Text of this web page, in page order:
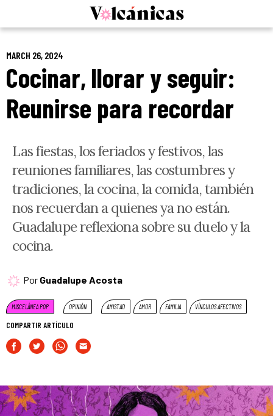
MARCH 26, 2024
Cocinar, llorar y seguir:
Reunirse para recordar
Las fiestas, los feriados y festivos, las
reuniones familiares, las costumbres y
tradiciones, la cocina, la comida, también
nos recuerdan a quienes ya no están.
Guadalupe reflexiona sobre su duelo y la
cocina.
Por Guadalupe Acosta
MISCELÁNEA POP OPINIÓN AMISTAD AMOR FAMILIA VÍNCULOS AFECTIVOS
COMPARTIR ARTÍCULO